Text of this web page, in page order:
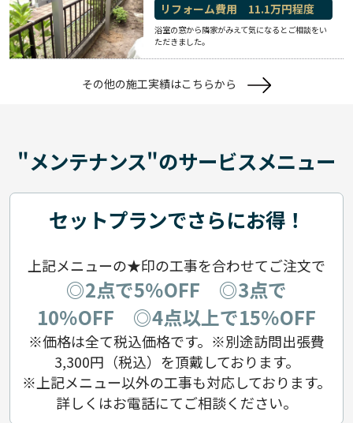
リフォーム費用 11.1万円程度
浴室の窓から隣家がみえて気になるとご相談をい
ただきました。
その他の施工実績はこちらから
"メンテナンス"のサービスメニュー
セットプランでさらにお得！
上記メニューの★印の工事を合わせてご注文で
◎2点で5％OFF ◎3点で
10％OFF ◎4点以上で15％OFF
※価格は全て税込価格です。※別途訪問出張費
3,300円（税込）を頂戴しております。
※上記メニュー以外の工事も対応しております。
詳しくはお電話にてご相談ください。